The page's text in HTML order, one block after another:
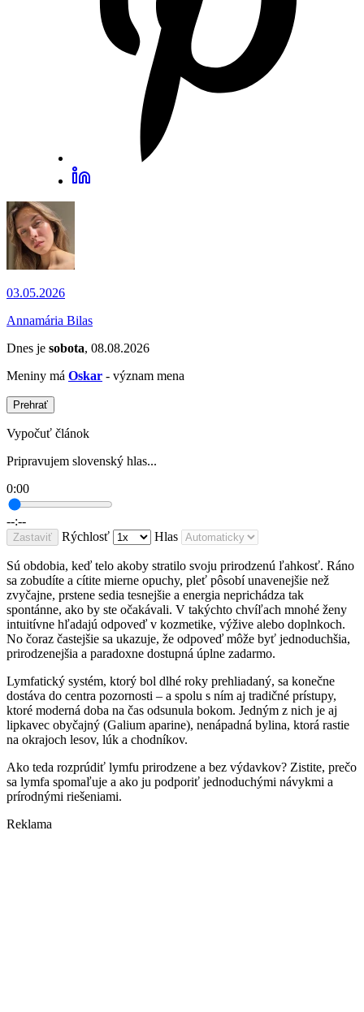
03.05.2026
Annamária Bilas
Dnes je sobota, 08.08.2026
Meniny má Oskar - význam mena
Prehrať
Vypočuť článok
Pripravujem slovenský hlas...
0:00
--:--
Zastaviť Rýchlosť Hlas
Sú obdobia, keď telo akoby stratilo svoju prirodzenú ľahkosť. Ráno
sa zobudíte a cítite mierne opuchy, pleť pôsobí unavenejšie než
zvyčajne, prstene sedia tesnejšie a energia neprichádza tak
spontánne, ako by ste očakávali. V takýchto chvíľach mnohé ženy
intuitívne hľadajú odpoveď v kozmetike, výžive alebo doplnkoch.
No čoraz častejšie sa ukazuje, že odpoveď môže byť jednoduchšia,
prirodzenejšia a paradoxne dostupná úplne zadarmo.
Lymfatický systém, ktorý bol dlhé roky prehliadaný, sa konečne
dostáva do centra pozornosti – a spolu s ním aj tradičné prístupy,
ktoré moderná doba na čas odsunula bokom. Jedným z nich je aj
lipkavec obyčajný (Galium aparine), nenápadná bylina, ktorá rastie
na okrajoch lesov, lúk a chodníkov.
Ako teda rozprúdiť lymfu prirodzene a bez výdavkov? Zistite, prečo
sa lymfa spomaľuje a ako ju podporiť jednoduchými návykmi a
prírodnými riešeniami.
Reklama